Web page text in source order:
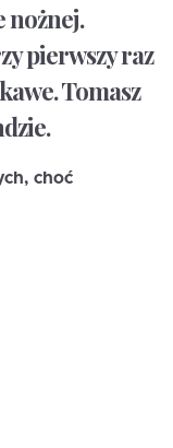
nożnej.
pierwszy raz
Tomasz
choć